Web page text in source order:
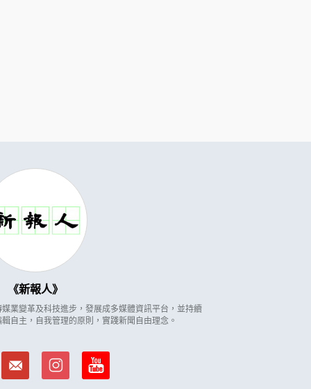
新報人
業變革及科技進步，發展成多媒體資訊平台，並持續
自主，自我管理的原則，實踐新聞自由理念。